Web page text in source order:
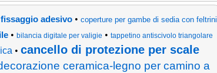
adesivo• coperture per gambe di sedia con feltrini
• bilancia digitale per valigie • tappetino antiscivolo triangolare
• cancello di protezione per scale
ceramica-legno per camino a